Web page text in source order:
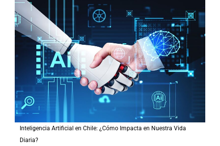
Inteligencia Artificial en Chile: ¿Cómo Impacta en Nuestra Vida
Diaria?